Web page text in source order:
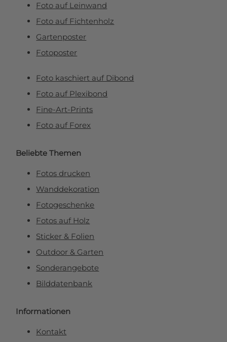
Foto auf Leinwand
Foto auf Fichtenholz
Gartenposter
Fotoposter
Foto kaschiert auf Dibond
Foto auf Plexibond
Fine-Art-Prints
Foto auf Forex
Beliebte Themen
Fotos drucken
Wanddekoration
Fotogeschenke
Fotos auf Holz
Sticker & Folien
Outdoor & Garten
Sonderangebote
Bilddatenbank
Informationen
Kontakt